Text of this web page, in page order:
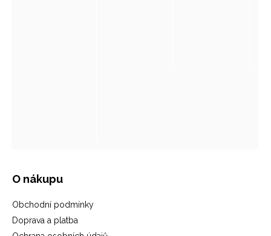
O nákupu
Obchodní podmínky
Doprava a platba